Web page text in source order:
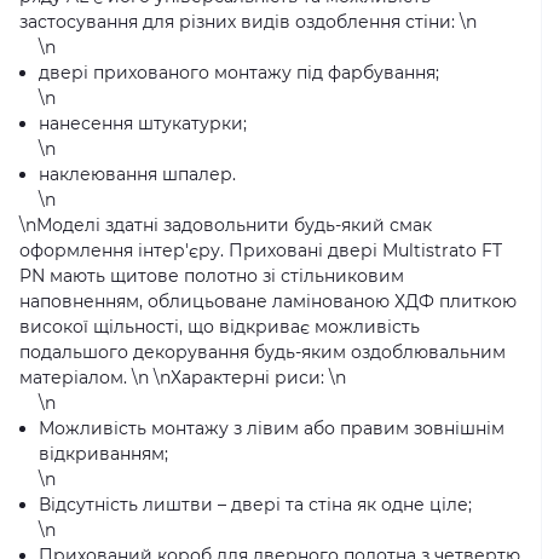
застосування для різних видів оздоблення стіни: \n
\n
двері прихованого монтажу під фарбування;
\n
нанесення штукатурки;
\n
наклеювання шпалер.
\n
\nМоделі здатні задовольнити будь-який смак
оформлення інтер'єру. Приховані двері Multistrato FT
PN мають щитове полотно зі стільниковим
наповненням, облицьоване ламінованою ХДФ плиткою
високої щільності, що відкриває можливість
подальшого декорування будь-яким оздоблювальним
матеріалом. \n \nХарактерні риси: \n
\n
Можливість монтажу з лівим або правим зовнішнім
відкриванням;
\n
Відсутність лиштви – двері та стіна як одне ціле;
\n